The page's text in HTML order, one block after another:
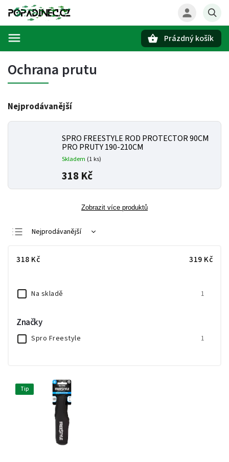
Prázdný košík
Ochrana prutu
Nejprodávanější
SPRO FREESTYLE ROD PROTECTOR 90CM
PRO PRUTY 190-210CM
Skladem (1 ks)
318 Kč
Zobrazit více produktů
Nejprodávanější
Nejdražší
318 Kč 319 Kč
Na skladě 1
Značky
Spro Freestyle 1
Tip